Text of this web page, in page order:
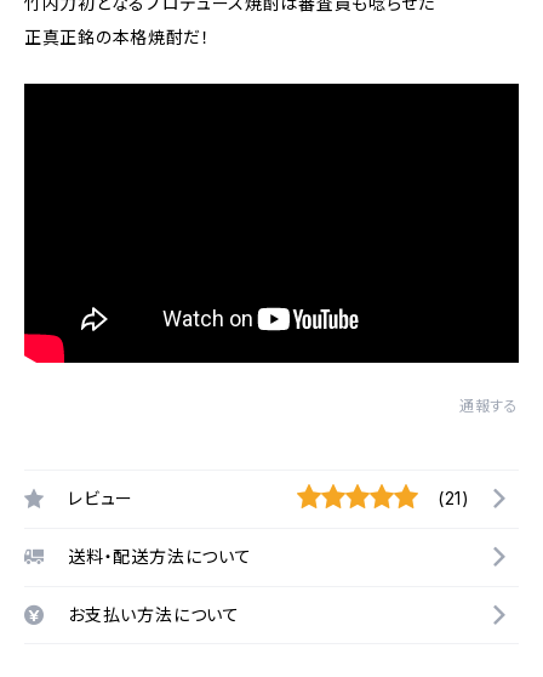
正真正銘の本格焼酎だ！
通報する
レビュー (21)
送料・配送方法について
お支払い方法について